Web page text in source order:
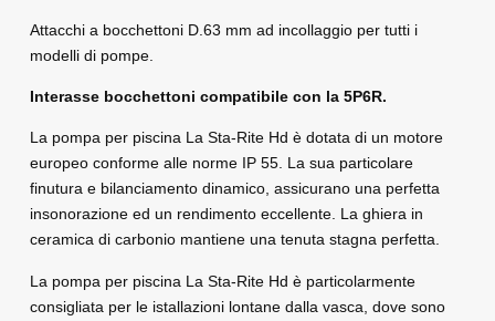
Attacchi a bocchettoni D.63 mm ad incollaggio per tutti i
modelli di pompe.
Interasse bocchettoni compatibile con la 5P6R.
La pompa per piscina La Sta-Rite Hd è dotata di un motore
europeo conforme alle norme IP 55. La sua particolare
finutura e bilanciamento dinamico, assicurano una perfetta
insonorazione ed un rendimento eccellente. La ghiera in
ceramica di carbonio mantiene una tenuta stagna perfetta.
La pompa per piscina La Sta-Rite Hd è particolarmente
consigliata per le istallazioni lontane dalla vasca, dove sono